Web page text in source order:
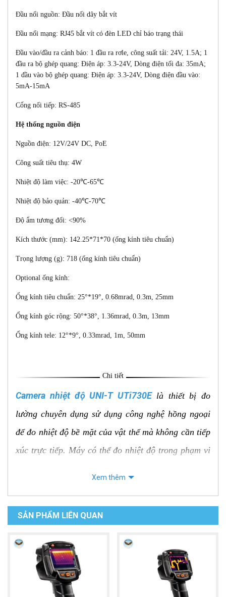
Đầu nối nguồn: Đầu nối dây bắt vít
Đầu nối mạng: RJ45 bắt vít có đèn LED chỉ báo trạng thái
Đầu vào/đầu ra cảnh báo: 1 đầu ra rơle, công suất tải: 24V, 1.5A; 1
đầu ra bộ ghép quang: Điện áp: 3.3-24V, Dòng điện tối đa: 35mA;
1 đầu vào bộ ghép quang: Điện áp: 3.3-24V, Dòng điện đầu vào:
5mA-15mA
Cổng nối tiếp: RS-485
Hệ thống nguồn điện
Nguồn điện: 12V/24V DC, PoE
Công suất tiêu thụ: 4W
Nhiệt độ làm việc: -20℃-65℃
Nhiệt độ bảo quản: -40℃-70℃
Độ ẩm tương đối: <90%
Kích thước (mm): 142.25*71*70 (ống kính tiêu chuẩn)
Trọng lượng (g): 718 (ống kính tiêu chuẩn)
Optional ống kính:
Ống kính tiêu chuẩn: 25°*19°, 0.68mrad, 0.3m, 25mm
Ống kính góc rộng: 50°*38°, 1.36mrad, 0.3m, 13mm
Ống kính tele: 12°*9°, 0.33mrad, 1m, 50mm
Chi tiết
Camera nhiệt độ UNI-T UTi730E là thiết bị đo
lường chuyên dụng sử dụng công nghệ hồng ngoại
để đo nhiệt độ bề mặt của vật thể mà không cần tiếp
xúc trực tiếp. Máy có thể đo nhiệt độ trong phạm vi
thị rõ ràng hình ảnh nhiệt và giá trị nhiệt độ, đèn
pin, chức năng ghi hình ảnh và video, chức năng
phân tích dữ liệu. Máy có thiết kế nhỏ gọn, trọng
lượng nhẹ, dễ dàng mang theo và sử dụng.
Xem thêm
SẢN PHẨM LIÊN QUAN